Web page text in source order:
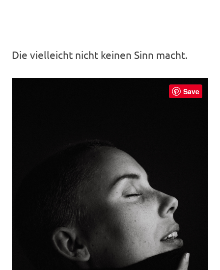
Die vielleicht nicht keinen Sinn macht.
Save